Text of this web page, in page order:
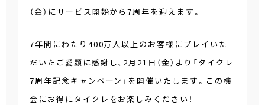
（金）にサービス開始から7周年を迎えます。
7年間にわたり400万人以上のお客様にプレイいた
だいたご愛顧に感謝し、2月21日（金）より「タイクレ
7周年記念キャンペーン」を開催いたします。この機
会にお得にタイクレをお楽しみください！